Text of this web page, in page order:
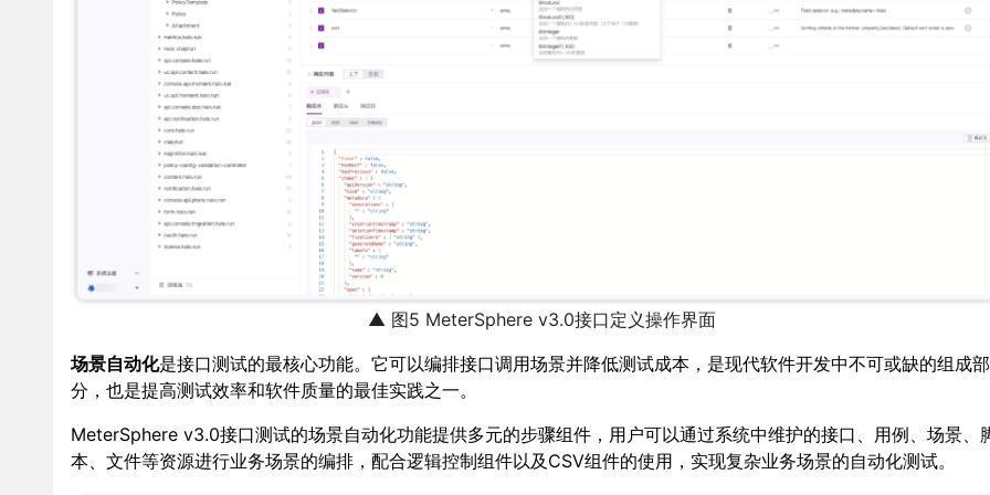
▲ 图5 MeterSphere v3.0接口定义操作界面
场景自动化是接口测试的最核心功能。它可以编排接口调用场景并降低测试成本，是现代软件开发中不可或缺的组成部
分，也是提高测试效率和软件质量的最佳实践之一。
MeterSphere v3.0接口测试的场景自动化功能提供多元的步骤组件，用户可以通过系统中维护的接口、用例、场景、
本、文件等资源进行业务场景的编排，配合逻辑控制组件以及CSV组件的使用，实现复杂业务场景的自动化测试。